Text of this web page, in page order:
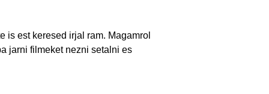
is est keresed irjal ram. Magamrol
jarni filmeket nezni setalni es